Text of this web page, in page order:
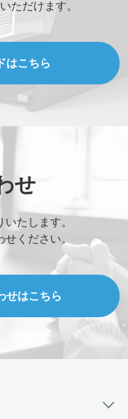
ただけます。
はこちら
せ
たします。
ください。
せはこちら